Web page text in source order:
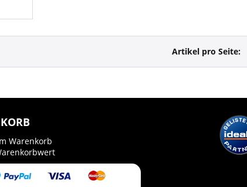
Artikel pro Seite:
Warenkorb